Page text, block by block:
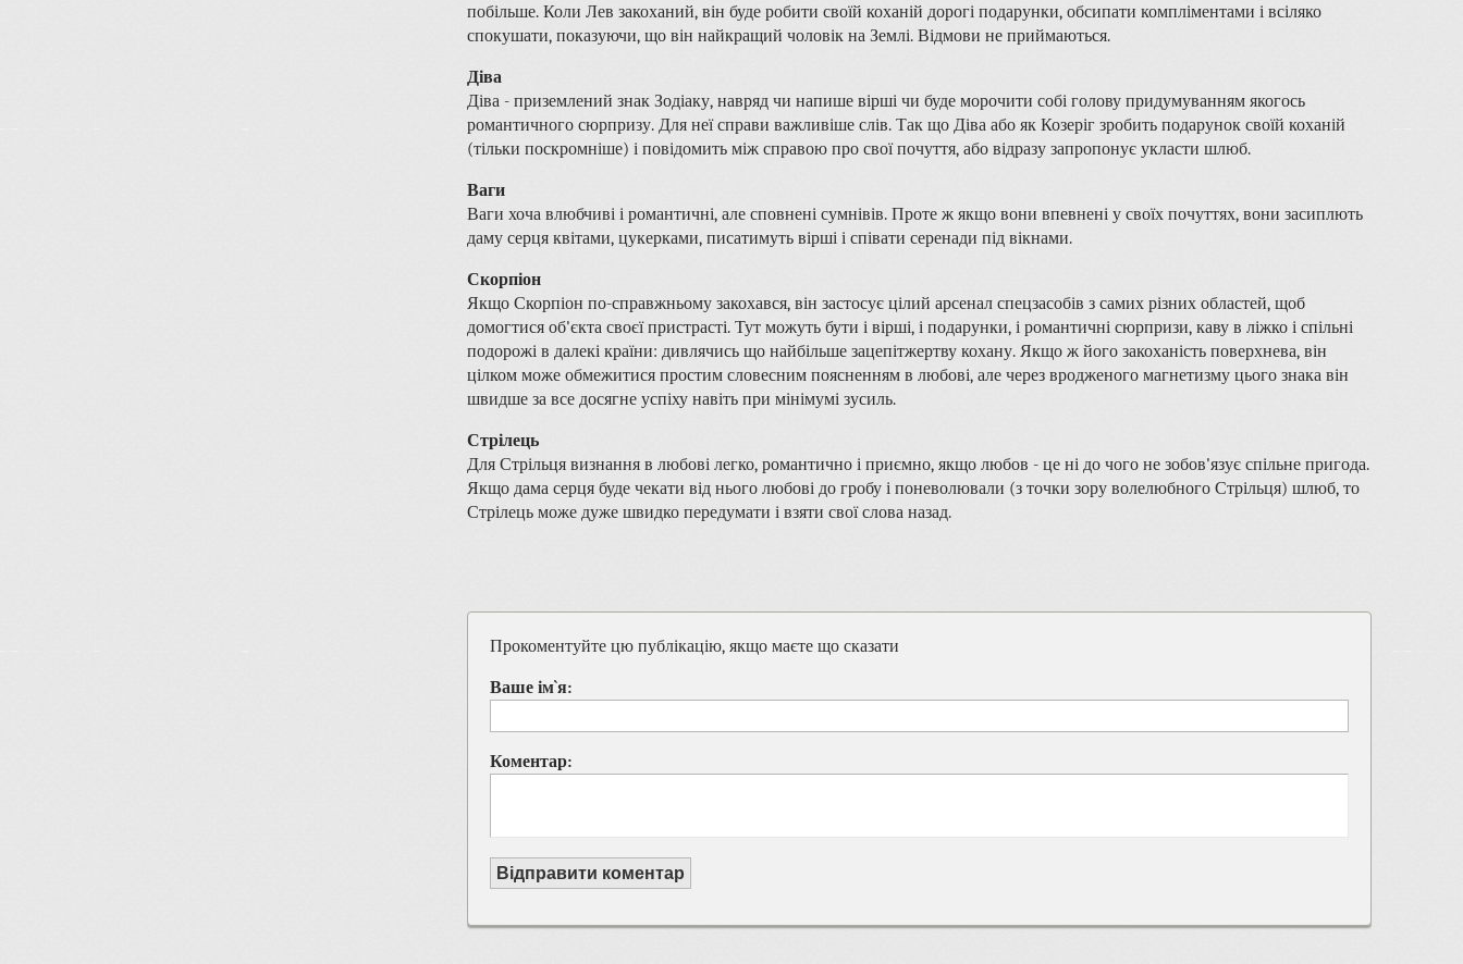
побільше. Коли Лев закоханий, він буде робити своїй коханій дорогі подарунки, обсипати компліментами і всіляко
спокушати, показуючи, що він найкращий чоловік на Землі. Відмови не приймаються.
Діва
Діва - приземлений знак Зодіаку, навряд чи напише вірші чи буде морочити собі голову придумуванням якогось
романтичного сюрпризу. Для неї справи важливіше слів. Так що Діва або як Козеріг зробить подарунок своїй коханій
(тільки поскромніше) і повідомить між справою про свої почуття, або відразу запропонує укласти шлюб.
Ваги
Ваги хоча влюбчиві і романтичні, але сповнені сумнівів. Проте ж якщо вони впевнені у своїх почуттях, вони засиплють
даму серця квітами, цукерками, писатимуть вірші і співати серенади під вікнами.
Скорпіон
Якщо Скорпіон по-справжньому закохався, він застосує цілий арсенал спецзасобів з самих різних областей, щоб
домогтися об'єкта своєї пристрасті. Тут можуть бути і вірші, і подарунки, і романтичні сюрпризи, каву в ліжко і спільні
подорожі в далекі країни: дивлячись що найбільше зацепітжертву кохану. Якщо ж його закоханість поверхнева, він
цілком може обмежитися простим словесним поясненням в любові, але через вродженого магнетизму цього знака він
швидше за все досягне успіху навіть при мінімумі зусиль.
Стрілець
Для Стрільця визнання в любові легко, романтично і приємно, якщо любов - це ні до чого не зобов'язує спільне пригода.
Якщо дама серця буде чекати від нього любові до гробу і поневолювали (з точки зору волелюбного Стрільця) шлюб, то
Стрілець може дуже швидко передумати і взяти свої слова назад.
Прокоментуйте цю публікацію, якщо маєте що сказати
Ваше ім`я:
Коментар:
Відправити коментар